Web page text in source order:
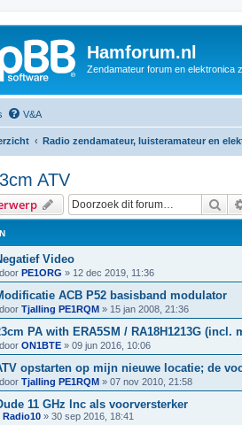
Hamforum.nl
Zendamateur forum en elektronica
V&A
Radio zendamateur, luisteramateur en
ATV
Video
door PE1ORG » 12 dec 2019, 11:36
ACB P52 basisband modulator
door Tjalling PE1RQM » 15 jan 2008, 21:36
PA with ERA5SM / RA18H1213G (incl.
door ON1BTE » 09 jun 2016, 10:06
opstarten op mijn nieuwe locatie; de
door Tjalling PE1RQM » 07 nov 2010, 21:58
11 GHz lnc als voorversterker
Radio10 » 30 sep 2016, 18:41